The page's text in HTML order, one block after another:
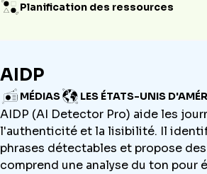
Planification des ressources
AIDP
MÉDIAS LES ÉTATS-UNIS
AIDP (AI Detector Pro) aide les
l'authenticité et la lisibilité. Il
phrases détectables et propose
comprend une analyse du ton pour